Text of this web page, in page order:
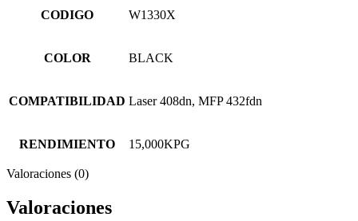
CODIGO W1330X
COLOR BLACK
COMPATIBILIDAD Laser 408dn, MFP 432fdn
RENDIMIENTO 15,000KPG
Valoraciones (0)
Valoraciones